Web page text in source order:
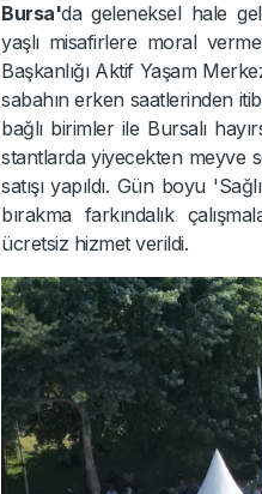
Bursa'da geleneksel hale
yaşlı misafirlere moral
Başkanlığı Aktif Yaşam
sabahın erken saatlerinden
bağlı birimler ile Bursalı
stantlarda yiyecekten meyve
satışı yapıldı. Gün boyu
bırakma farkındalık
ücretsiz hizmet verildi.